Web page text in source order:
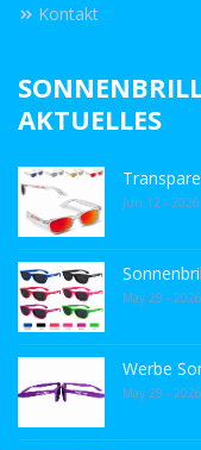
Kontakt
AKTUELLES
Jun 12 - 2026
May 29 - 2026
Werbe
May 29 - 2026